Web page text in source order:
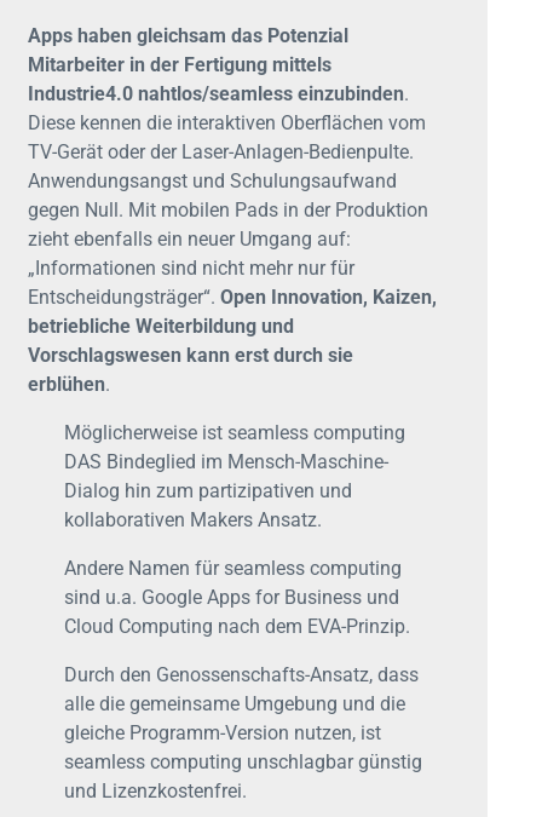
Apps haben gleichsam das Potenzial
Mitarbeiter in der Fertigung mittels
Industrie4.0 nahtlos/seamless einzubinden.
Diese kennen die interaktiven Oberflächen vom
TV-Gerät oder der Laser-Anlagen-Bedienpulte.
Anwendungsangst und Schulungsaufwand
gegen Null. Mit mobilen Pads in der Produktion
zieht ebenfalls ein neuer Umgang auf:
„Informationen sind nicht mehr nur für
Entscheidungsträger“. Open Innovation, Kaizen,
betriebliche Weiterbildung und
Vorschlagswesen kann erst durch sie
erblühen.
Möglicherweise ist seamless computing
DAS Bindeglied im Mensch-Maschine-
Dialog hin zum partizipativen und
kollaborativen Makers Ansatz.
Andere Namen für seamless computing
sind u.a. Google Apps for Business und
Cloud Computing nach dem EVA-Prinzip.
Durch den Genossenschafts-Ansatz, dass
alle die gemeinsame Umgebung und die
gleiche Programm-Version nutzen, ist
seamless computing unschlagbar günstig
und Lizenzkostenfrei.